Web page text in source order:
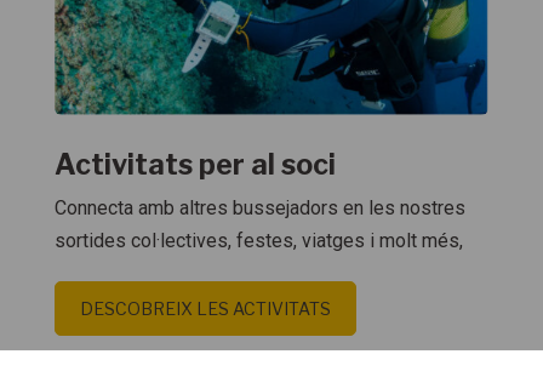
Activitats per al soci
Connecta amb altres bussejadors en les nostres
sortides col·lectives, festes, viatges i molt més,
DESCOBREIX LES ACTIVITATS